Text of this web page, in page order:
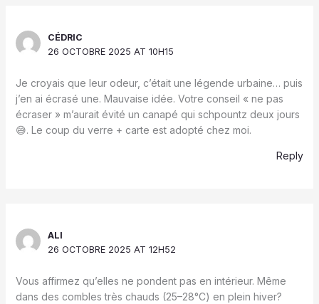
CÉDRIC
26 OCTOBRE 2025 AT 10H15
Je croyais que leur odeur, c’était une légende urbaine… puis
j’en ai écrasé une. Mauvaise idée. Votre conseil « ne pas
écraser » m’aurait évité un canapé qui schpountz deux jours
😅. Le coup du verre + carte est adopté chez moi.
Reply
ALI
26 OCTOBRE 2025 AT 12H52
Vous affirmez qu’elles ne pondent pas en intérieur. Même
dans des combles très chauds (25–28°C) en plein hiver?